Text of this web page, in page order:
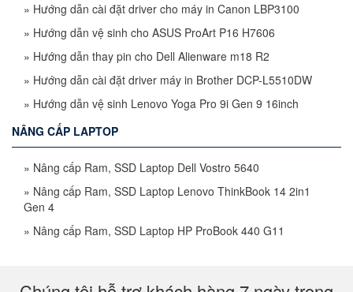
» Hướng dẫn cài đặt driver cho máy in Canon LBP3100
» Hướng dẫn vệ sinh cho ASUS ProArt P16 H7606
» Hướng dẫn thay pin cho Dell Alienware m18 R2
» Hướng dẫn cài đặt driver máy in Brother DCP-L5510DW
» Hướng dẫn vệ sinh Lenovo Yoga Pro 9i Gen 9 16inch
NÂNG CẤP LAPTOP
» Nâng cấp Ram, SSD Laptop Dell Vostro 5640
» Nâng cấp Ram, SSD Laptop Lenovo ThinkBook 14 2in1
Gen 4
» Nâng cấp Ram, SSD Laptop HP ProBook 440 G11